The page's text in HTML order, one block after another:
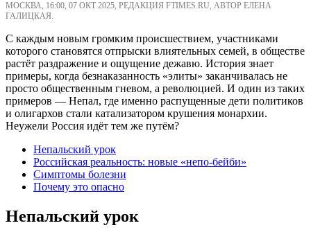
МОСКВА, 16:00, 07 ОКТ 2025, РЕДАКЦИЯ FTIMES.RU, АВТОР ЕЛЕНА
ГАЛИЦКАЯ.
С каждым новым громким происшествием, участниками
которого становятся отпрыски влиятельных семей, в обществе
растёт раздражение и ощущение дежавю. История знает
примеры, когда безнаказанность «элиты» заканчивалась не
просто общественным гневом, а революцией. И один из таких
примеров — Непал, где именно распущенные дети политиков
и олигархов стали катализатором крушения монархии.
Неужели Россия идёт тем же путём?
Непальский урок
Российская реальность: новые «непо-бейби»
Симптомы болезни
Почему это опасно
Непальский урок